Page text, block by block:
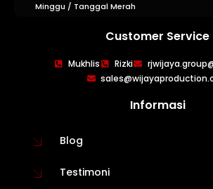
WIJAYA PRODUCTION
Minggu / Tanggal Merah
Customer Service
Mukhlis Rizki
Informasi
Blog
Testimoni